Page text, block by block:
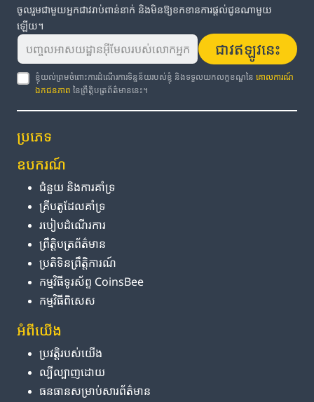
ចូលរួមជាមួយអ្នកជាវរាប់ពាន់នាក់ និងមិនឱ្យខកខានការផ្តល់ជូនណាមួយ
ឡើយ។
ជាវឥឡូវនេះ
ខ្ញុំយល់ព្រមចំពោះការដំណើរការទិន្នន័យរបស់ខ្ញុំ និងទទួលយកលក្ខខណ្ឌនៃគោលការណ៍
ឯកជនភាព នៃព្រឹត្តិបត្រព័ត៌មាននេះ។
ប្រភេទ
ឧបករណ៍
ជំនួយ និង​ការ​គាំទ្រ
គ្រីបតូ​ដែល​គាំទ្រ
របៀប​ដំណើរការ
ព្រឹត្តិបត្រ​ព័ត៌មាន
ប្រតិទិន​ព្រឹត្តិការណ៍
កម្មវិធី​ទូរស័ព្ទ CoinsBee
កម្មវិធីពិសេស
អំពី​យើង
ប្រវត្តិ​របស់​យើង
ល្បីល្បាញ​ដោយ
ធនធាន​សម្រាប់​សារព័ត៌មាន